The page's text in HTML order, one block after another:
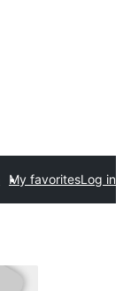
My favoritesLog in